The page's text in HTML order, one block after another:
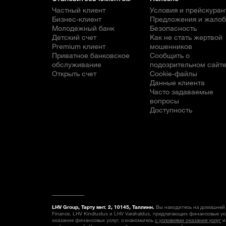
Частный клиент
Бизнес-клиент
Молодежный банк
Детский счет
Premium клиент
Приватное банковское
обслуживание
Открыть счет
Условия и
Предложения и
Безопасность
Как не стать жертвой
мошенников
Сообщить о
подозрительном сайте
Cookie-файлы
Данные клиента
Часто задаваемые
вопросы
Доступность
LHV Group, Тарту мнт. 2, 10145, Таллинн. Вы находитесь на домашней
Finance, LHV Kindlustus и LHV Varahaldus, предлагающих финансовые
оказание финансовых услуг, ознакомьтесь с условиями оказания услуг